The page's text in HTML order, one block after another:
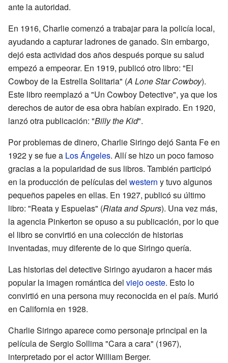
ante la autoridad.
En 1916, Charlie comenzó a trabajar para la policía local,
ayudando a capturar ladrones de ganado. Sin embargo,
dejó esta actividad dos años después porque su salud
empezó a empeorar. En 1919, publicó otro libro: "El
Cowboy de la Estrella Solitaria" (A Lone Star Cowboy).
Este libro reemplazó a "Un Cowboy Detective", ya que los
derechos de autor de esa obra habían expirado. En 1920,
lanzó otra publicación: "Billy the Kid".
Por problemas de dinero, Charlie Siringo dejó Santa Fe en
1922 y se fue a Los Ángeles. Allí se hizo un poco famoso
gracias a la popularidad de sus libros. También participó
en la producción de películas del western y tuvo algunos
pequeños papeles en ellas. En 1927, publicó su último
libro: "Reata y Espuelas" (Riata and Spurs). Una vez más,
la agencia Pinkerton se opuso a su publicación, por lo que
el libro se convirtió en una colección de historias
inventadas, muy diferente de lo que Siringo quería.
Las historias del detective Siringo ayudaron a hacer más
popular la imagen romántica del viejo oeste. Esto lo
convirtió en una persona muy reconocida en el país. Murió
en California en 1928.
Charlie Siringo aparece como personaje principal en la
película de Sergio Sollima "Cara a cara" (1967),
interpretado por el actor William Berger.